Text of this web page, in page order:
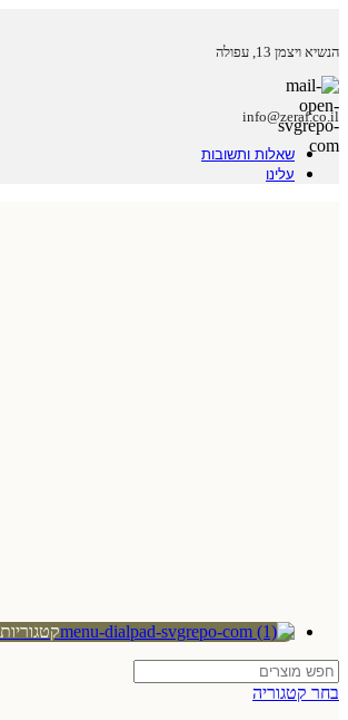
הנשיא ויצמן 13, עפולה
info@zeraf.co.il
שאלות ותשובות
עלינו
קטגוריות
בחר קטגוריה